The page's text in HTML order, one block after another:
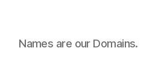
Names are our Domains.